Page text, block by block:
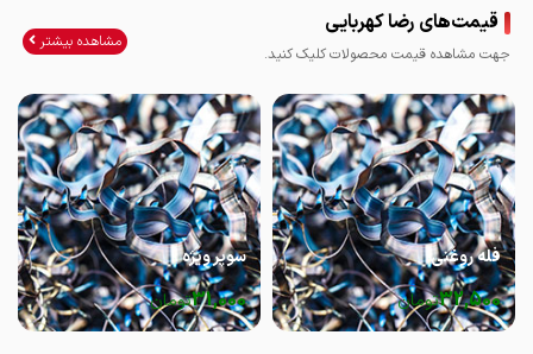
قیمت‌های رضا کهربایی
جهت مشاهده قیمت محصولات کلیک کنید.
مشاهده بیشتر
فله روغنی
32,500تومان
سوپر ویژه
31,000تومان